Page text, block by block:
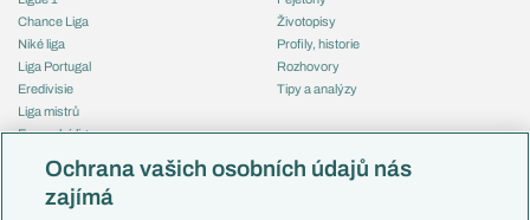
Chance Liga
Niké liga
Liga Portugal
Eredivisie
Liga mistrů
Evropská liga
Mistrovství světa
Liga národů
Životopisy
Profily, historie
Rozhovory
Tipy a analýzy
Česko
Ochrana vašich osobních údajů nás
zajímá